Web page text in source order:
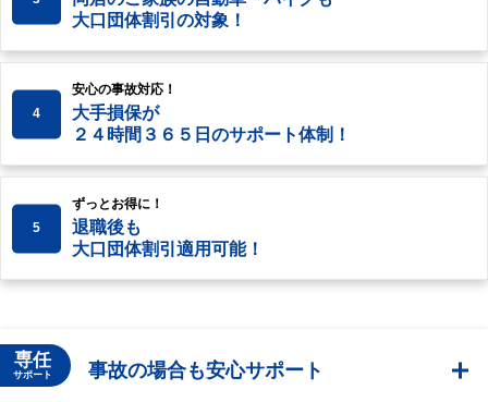
大口団体割引の対象！
4
安心の事故対応！
大手損保が
２４時間３６５日のサポート体制！
5
ずっとお得に！
退職後も
大口団体割引適用可能！
専任
サポート 事故の場合も安心サポート